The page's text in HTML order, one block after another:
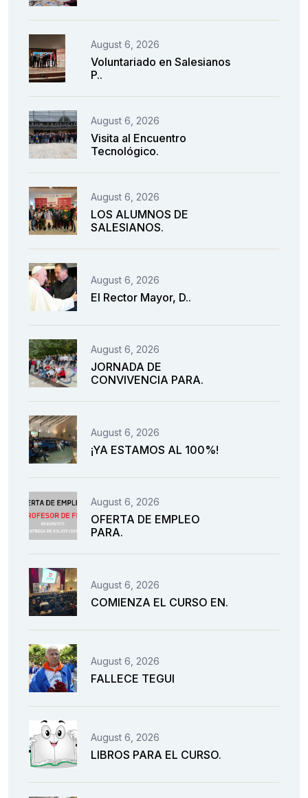
August 6, 2026
Voluntariado en Salesianos
P..
August 6, 2026
Visita al Encuentro
Tecnológico.
August 6, 2026
LOS ALUMNOS DE
SALESIANOS.
August 6, 2026
El Rector Mayor, D..
August 6, 2026
JORNADA DE
CONVIVENCIA PARA.
August 6, 2026
¡YA ESTAMOS AL 100%!
August 6, 2026
OFERTA DE EMPLEO
PARA.
August 6, 2026
COMIENZA EL CURSO EN.
August 6, 2026
FALLECE TEGUI
August 6, 2026
LIBROS PARA EL CURSO.